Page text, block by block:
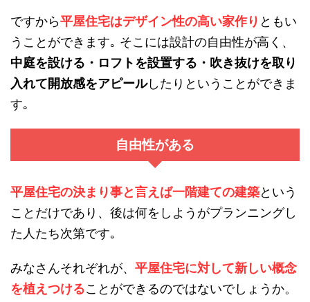
ですから平屋住宅はデザイン性の高い家作り ともい
うことができます｡ そこには設計の自由性が高く、
中庭を設ける・ロフトを設置する・吹き抜けを取り
入れて開放感をアピールしたりということができま
す｡
自由性がある
平屋住宅の決まり事と言えば一階建ての建築という
ことだけであり、後は何をしようがプランニングし
た人たち次第です｡
みなさんそれぞれが、 平屋住宅に対して新しい概念
を植えつけることができるのではないでしょうか。